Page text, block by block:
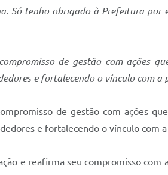
Só tenho obrigado à Prefeitura
de gestão com ações
e fortalecendo o vínculo com a
de gestão com ações
e fortalecendo o vínculo com a
e reafirma seu compromisso